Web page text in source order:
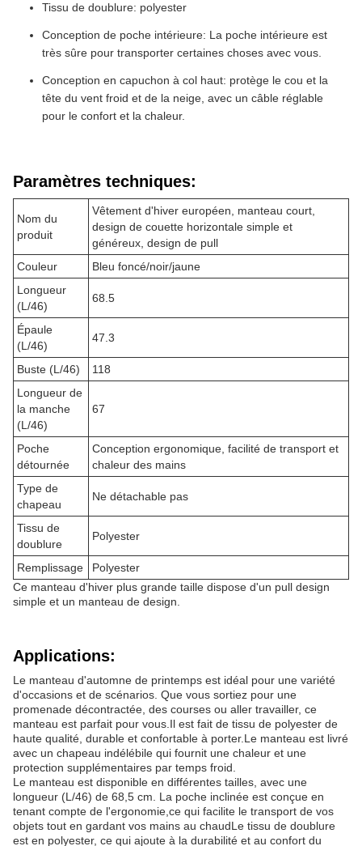
Tissu de doublure: polyester
Conception de poche intérieure: La poche intérieure est
très sûre pour transporter certaines choses avec vous.
Conception en capuchon à col haut: protège le cou et la
tête du vent froid et de la neige, avec un câble réglable
pour le confort et la chaleur.
Paramètres techniques:
Nom du
produit
Vêtement d'hiver européen, manteau court,
design de couette horizontale simple et
généreux, design de pull
Couleur
Bleu foncé/noir/jaune
Longueur
(L/46)
68.5
Épaule
(L/46)
47.3
Buste (L/46)
118
Longueur de
la manche
(L/46)
67
Poche
détournée
Conception ergonomique, facilité de transport et
chaleur des mains
Type de
chapeau
Ne détachable pas
Tissu de
doublure
Polyester
Remplissage
Polyester
Ce manteau d'hiver plus grande taille dispose d'un pull design
simple et un manteau de design.
Applications:
Le manteau d'automne de printemps est idéal pour une variété
d'occasions et de scénarios. Que vous sortiez pour une
promenade décontractée, des courses ou aller travailler, ce
manteau est parfait pour vous.Il est fait de tissu de polyester de
haute qualité, durable et confortable à porter.Le manteau est livré
avec un chapeau indélébile qui fournit une chaleur et une
protection supplémentaires par temps froid.
Le manteau est disponible en différentes tailles, avec une
longueur (L/46) de 68,5 cm. La poche inclinée est conçue en
tenant compte de l'ergonomie,ce qui facilite le transport de vos
objets tout en gardant vos mains au chaudLe tissu de doublure
est en polyester, ce qui ajoute à la durabilité et au confort du